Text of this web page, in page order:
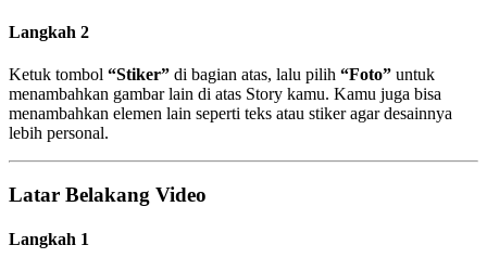
Langkah 2
Ketuk tombol “Stiker” di bagian atas, lalu pilih “Foto” untuk
menambahkan gambar lain di atas Story kamu. Kamu juga bisa
menambahkan elemen lain seperti teks atau stiker agar desainnya
lebih personal.
Latar Belakang Video
Langkah 1